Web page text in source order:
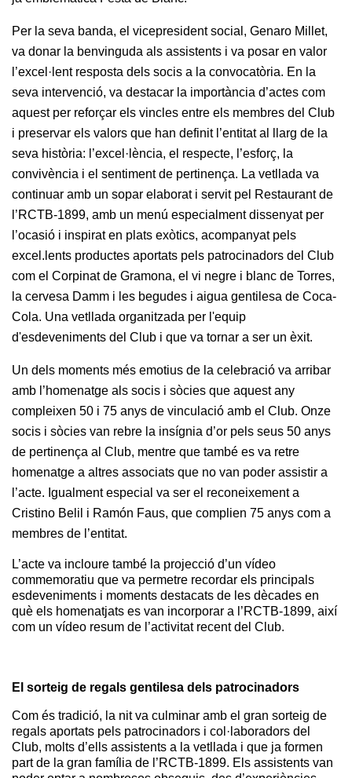
Competicions
Campionat
Social de
Tennis
Quadres
de Joc
Quadre
d'Honor
Històric
del
Campionat
Social
Fotos
Normativa
Pàdel
Escola de
Pàdel
Campionat
Social Pàdel
Quadres
de joc
Quadre
d'Honor
Històric
del
Campionat
Social
Normativa
Activitats
Socials
Sortides
culturals
Per la seva banda, el vicepresident social, Genaro Millet,
va donar la benvinguda als assistents i va posar en valor
l’excel·lent resposta dels socis a la convocatòria. En la
seva intervenció, va destacar la importància d’actes com
aquest per reforçar els vincles entre els membres del Club
i preservar els valors que han definit l’entitat al llarg de la
seva història: l’excel·lència, el respecte, l’esforç, la
convivència i el sentiment de pertinença. La vetllada va
continuar amb un sopar elaborat i servit pel Restaurant de
l’RCTB-1899, amb un menú especialment dissenyat per
l’ocasió i inspirat en plats exòtics, acompanyat pels
excel.lents productes aportats pels patrocinadors del Club
com el Corpinat de Gramona, el vi negre i blanc de Torres,
la cervesa Damm i les begudes i aigua gentilesa de Coca-
Cola. Una vetllada organitzada per l'equip
d'esdeveniments del Club i que va tornar a ser un èxit.
Un dels moments més emotius de la celebració va arribar
amb l’homenatge als socis i sòcies que aquest any
compleixen 50 i 75 anys de vinculació amb el Club. Onze
socis i sòcies van rebre la insígnia d’or pels seus 50 anys
de pertinença al Club, mentre que també es va retre
homenatge a altres associats que no van poder assistir a
l’acte. Igualment especial va ser el reconeixement a
Cristino Belil i Ramón Faus, que complien 75 anys com a
membres de l’entitat.
L’acte va incloure també la projecció d’un vídeo
commemoratiu que va permetre recordar els principals
esdeveniments i moments destacats de les dècades en
què els homenatjats es van incorporar a l’RCTB-1899, així
com un vídeo resum de l’activitat recent del Club.
El sorteig de regals gentilesa dels patrocinadors
Com és tradició, la nit va culminar amb el gran sorteig de
regals aportats pels patrocinadors i col·laboradors del
Club, molts d’ells assistents a la vetllada i que ja formen
part de la gran família de l’RCTB-1899. Els assistents van